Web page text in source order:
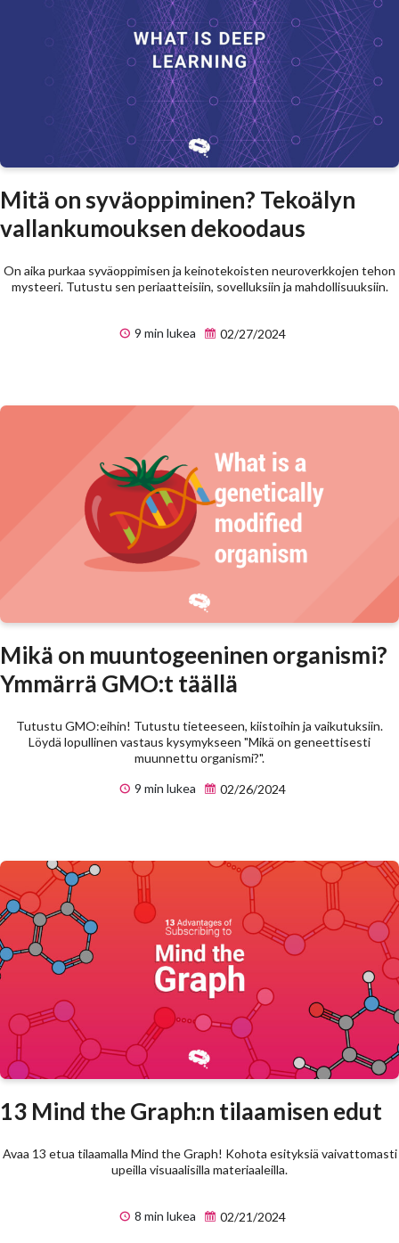
Mitä on syväoppiminen? Tekoälyn
vallankumouksen dekoodaus
On aika purkaa syväoppimisen ja keinotekoisten neuroverkkojen tehon
mysteeri. Tutustu sen periaatteisiin, sovelluksiin ja mahdollisuuksiin.
9 min lukea 02/27/2024
Mikä on muuntogeeninen organismi?
Ymmärrä GMO:t täällä
Tutustu GMO:eihin! Tutustu tieteeseen, kiistoihin ja vaikutuksiin.
Löydä lopullinen vastaus kysymykseen "Mikä on geneettisesti
muunnettu organismi?".
9 min lukea
02/26/2024
13 Mind the Graph:n tilaamisen edut
Avaa 13 etua tilaamalla Mind the Graph! Kohota esityksiä vaivattomasti
upeilla visuaalisilla materiaaleilla.
8 min lukea 02/21/2024